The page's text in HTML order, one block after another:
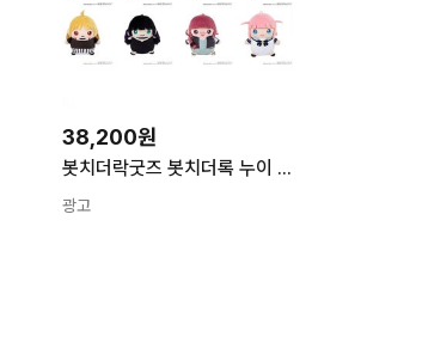
38,200원
봇치더락굿즈 봇치더록 누이 인형 고토히토리 야마다료 키타이쿠요 키타 이쿠요
광고